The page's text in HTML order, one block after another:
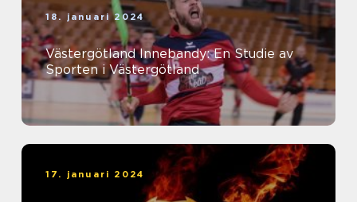
18. januari 2024
Västergötland Innebandy: En Studie av
Sporten i Västergötland
17. januari 2024